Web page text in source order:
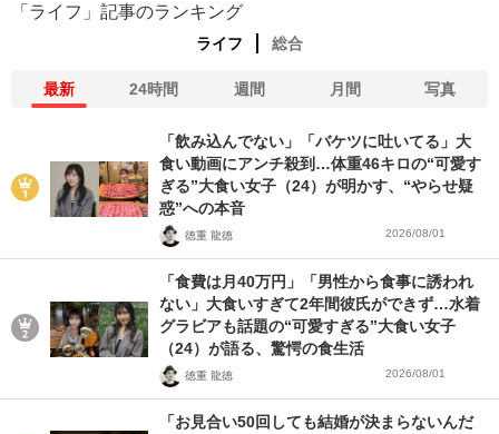
「ライフ」記事のランキング
ライフ 総合
最新 24時間 週間 月間 写真
「飲み込んでない」「バケツに吐いてる」大
食い動画にアンチ殺到…体重46キロの“可愛す
ぎる”大食い女子（24）が明かす、“やらせ疑
惑”への本音
徳重 龍徳 2026/08/01
「食費は月40万円」「男性から食事に誘われ
ない」大食いすぎて2年間彼氏ができず…水着
グラビアも話題の“可愛すぎる”大食い女子
（24）が語る、驚愕の食生活
徳重 龍徳 2026/08/01
「お見合い50回しても結婚が決まらないんだ